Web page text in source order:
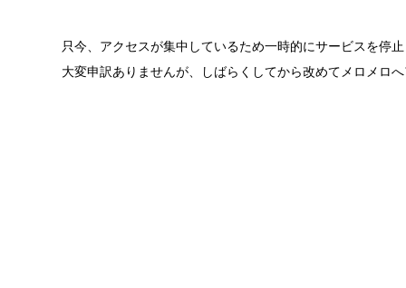
只今、アクセスが集中しているため一時的にサービスを停
大変申訳ありませんが、しばらくしてから改めてメロメロ